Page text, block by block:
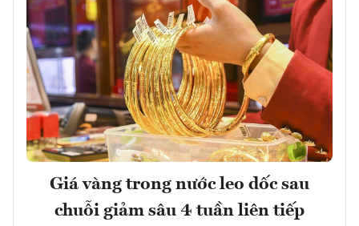
Giá vàng trong nước leo dốc sau
chuỗi giảm sâu 4 tuần liên tiếp